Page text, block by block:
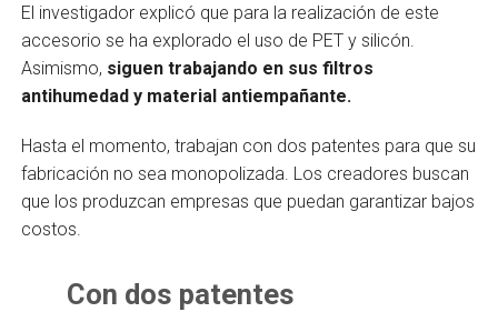
El investigador explicó que para la realización de este
accesorio se ha explorado el uso de PET y silicón.
Asimismo, siguen trabajando en sus filtros
antihumedad y material antiempañante.
Hasta el momento, trabajan con dos patentes para que su
fabricación no sea monopolizada. Los creadores buscan
que los produzcan empresas que puedan garantizar bajos
costos.
Con dos patentes